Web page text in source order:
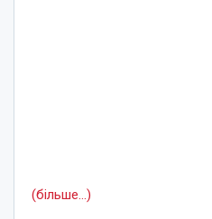
(більше…)